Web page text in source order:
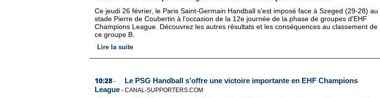
Ce jeudi 26 février, le Paris Saint-Germain Handball s'est imposé face à Szeged (29-28) au
stade Pierre de Coubertin à l'occasion de la 12e journée de la phase de groupes d'EHF
Champions League. Découvrez les autres résultats et les conséquences au classement de
ce groupe B.
Lire la suite
10:28 -
Le PSG Handball s’offre une victoire importante en EHF Champions
League - CANAL-SUPPORTERS.COM